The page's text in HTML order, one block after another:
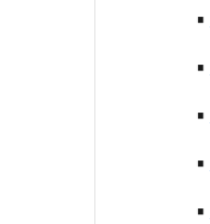
•
•
•
•
•